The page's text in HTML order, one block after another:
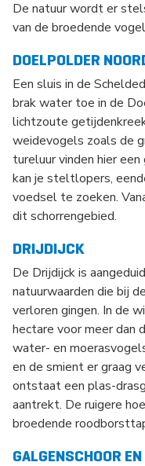
De natuur wordt er
van de broedende
DOELPOLDER
Een sluis in de
brak water toe in de
lichtzoute
weidevogels zoals de
tureluur vinden hier
kan je steltlopers,
voedsel te zoeken.
dit schorrengebied.
DRIJDIJCK
De Drijdijck is
natuurwaarden die bij
verloren gingen. In de
hectare voor meer dan
water- en
en de smient er graag
ontstaat een plas-
aantrekt. De ruigere
broedende
GALGENSCHOOR